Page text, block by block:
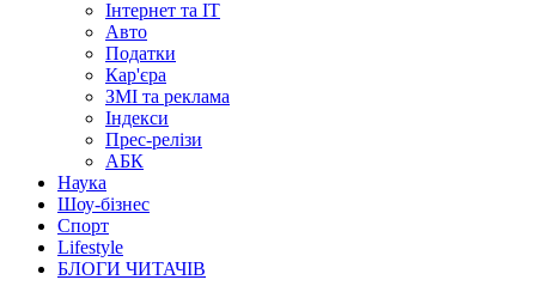
Інтернет та IT
Авто
Податки
Кар'єра
ЗМІ та реклама
Індекси
Прес-релізи
АБК
Наука
Шоу-бізнес
Спорт
Lifestyle
БЛОГИ ЧИТАЧІВ